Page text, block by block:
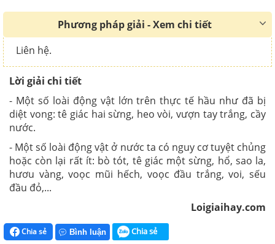
Phương pháp giải - Xem chi tiết
Liên hệ.
Lời giải chi tiết
- Một số loài động vật lớn trên thực tế hầu như đã bị
diệt vong: tê giác hai sừng, heo vòi, vượn tay trắng, cầy
nước.
- Một số loài động vật ở nước ta có nguy cơ tuyệt chủng
hoặc còn lại rất ít: bò tót, tê giác một sừng, hổ, sao la,
hươu vàng, voọc mũi hếch, voọc đầu trắng, voi, sếu
đầu đỏ,...
Loigiaihay.com
Chia sẻ Bình luận Chia sẻ